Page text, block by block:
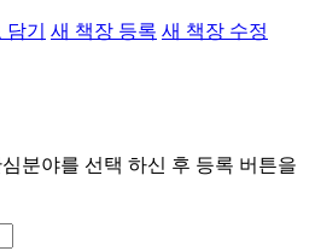
기 새 책장 등록 새 책장 수정
분야를 선택 하신 후 등록 버튼을